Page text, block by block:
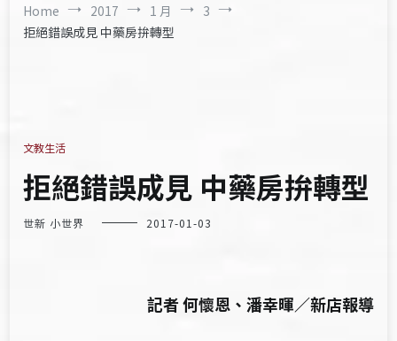
Home 2017 1 月
3
拒絕錯誤成見 中藥房拚轉型
文教生活
拒絕錯誤成見 中藥房拚轉型
世新 小世界 2017-01-03
記者 何懷恩、潘幸暉／新店報導